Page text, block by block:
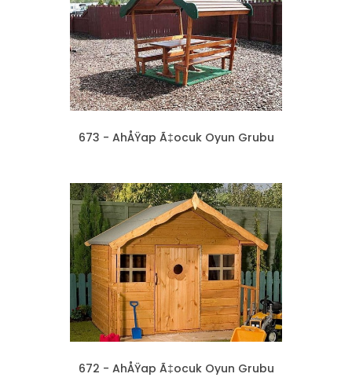
673 - AhÅŸap Ã‡ocuk Oyun Grubu
672 - AhÅŸap Ã‡ocuk Oyun Grubu